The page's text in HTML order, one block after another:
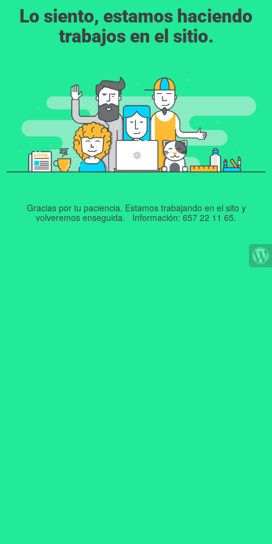
Lo siento, estamos haciendo
trabajos en el sitio.
Gracias por tu paciencia. Estamos trabajando en el sito y
volveremos enseguida. Información: 657 22 11 65.